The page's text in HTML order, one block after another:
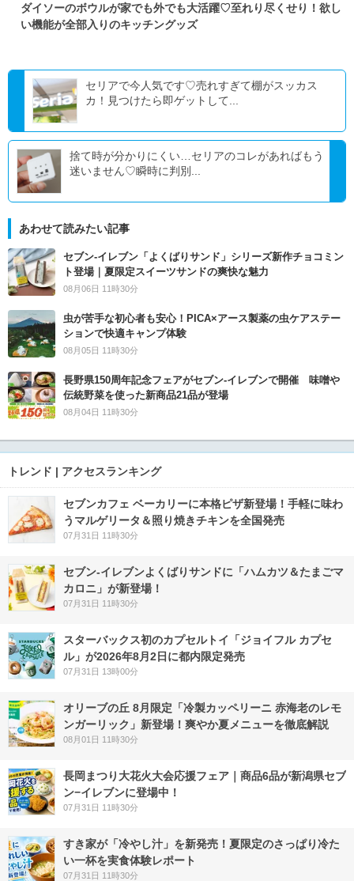
ダイソーのボウルが家でも外でも大活躍♡至れり尽くせり！欲し
い機能が全部入りのキッチングッズ
セリアで今人気です♡売れすぎて棚がスッカス
カ！見つけたら即ゲットして...
捨て時が分かりにくい…セリアのコレがあればもう
迷いません♡瞬時に判別...
あわせて読みたい記事
セブン‐イレブン「よくばりサンド」シリーズ新作チョコミン
ト登場｜夏限定スイーツサンドの爽快な魅力
08月06日 11時30分
虫が苦手な初心者も安心！PICA×アース製薬の虫ケアステー
ションで快適キャンプ体験
08月05日 11時30分
長野県150周年記念フェアがセブン-イレブンで開催 味噌や
伝統野菜を使った新商品21品が登場
08月04日 11時30分
トレンド | アクセスランキング
セブンカフェ ベーカリーに本格ピザ新登場！手軽に味わ
うマルゲリータ＆照り焼きチキンを全国発売
07月31日 11時30分
セブン‐イレブンよくばりサンドに「ハムカツ＆たまごマ
カロニ」が新登場！
07月31日 11時30分
スターバックス初のカプセルトイ「ジョイフル カプセ
ル」が2026年8月2日に都内限定発売
07月31日 13時00分
オリーブの丘 8月限定「冷製カッペリーニ 赤海老のレモ
ンガーリック」新登場！爽やか夏メニューを徹底解説
08月01日 11時30分
長岡まつり大花火大会応援フェア｜商品6品が新潟県セブ
ン−イレブンに登場中！
07月31日 11時30分
すき家が「冷やし汁」を新発売！夏限定のさっぱり冷た
い一杯を実食体験レポート
07月31日 11時30分